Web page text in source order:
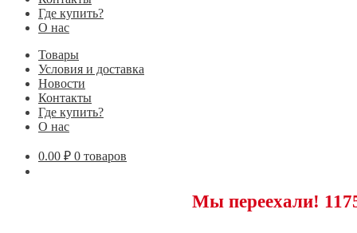
Где купить?
О нас
Товары
Условия и доставка
Новости
Контакты
Где купить?
О нас
0.00 ₽ 0 товаров
Мы переехали! 117593